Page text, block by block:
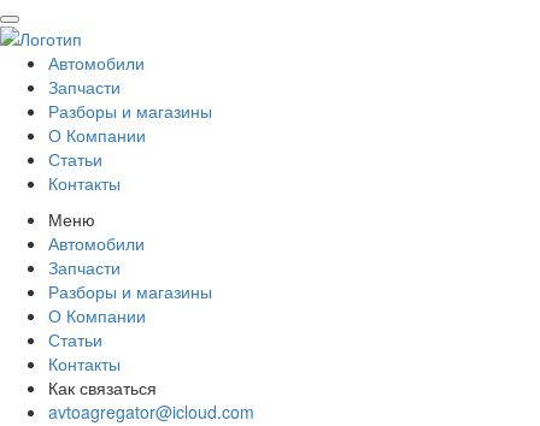
Автомобили
Запчасти
Разборы и магазины
О Компании
Статьи
Контакты
Меню
Автомобили
Запчасти
Разборы и магазины
О Компании
Статьи
Контакты
Как связаться
avtoagregator@icloud.com